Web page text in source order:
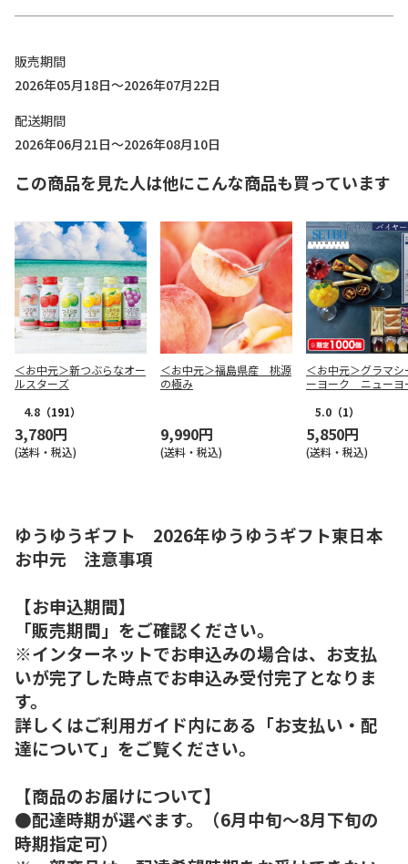
販売期間
2026年05月18日～2026年07月22日
配送期間
2026年06月21日～2026年08月10日
この商品を見た人は他にこんな商品も買っています
＜お中元＞新つぶらなオー
ルスターズ
4.8 （191）
3,780円
(送料・税込)
＜お中元＞福島県産 桃源
の極み
9,990円
(送料・税込)
＜お中元＞グラマシ
ーヨーク ニューヨ
5.0 （1）
5,850円
(送料・税込)
ゆうゆうギフト 2026年ゆうゆうギフト東日本
お中元 注意事項
【お申込期間】
「販売期間」をご確認ください。
※インターネットでお申込みの場合は、お支払
いが完了した時点でお申込み受付完了となりま
す。
詳しくはご利用ガイド内にある「お支払い・配
達について」をご覧ください。
【商品のお届けについて】
●配達時期が選べます。（6月中旬～8月下旬の
時期指定可）